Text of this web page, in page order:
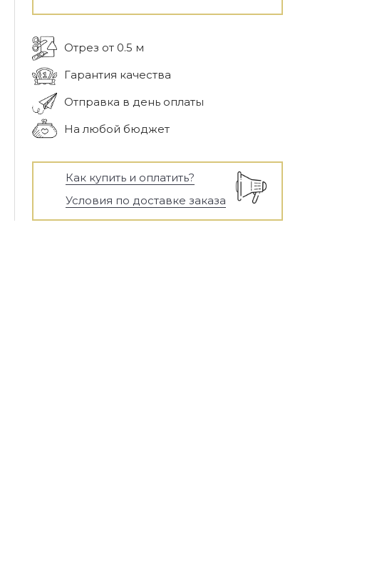
Отрез от 0.5 м
Гарантия качества
Отправка в день оплаты
На любой бюджет
Как купить и оплатить?
Условия по доставке заказа